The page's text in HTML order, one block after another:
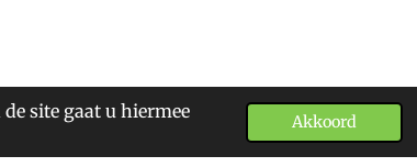
site gaat u hiermee
Akkoord